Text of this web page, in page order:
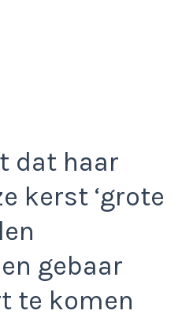
dat haar
kerst ‘grote
gebaar
te komen